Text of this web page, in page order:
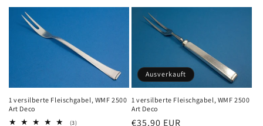
Preis
1 versilberte Fleischgabel, WMF 2500
Art Deco
(3)3
Ausverkauft
1 versilberte Fleischgabel, WMF 2500
Art Deco
Normaler
€35,90 EUR